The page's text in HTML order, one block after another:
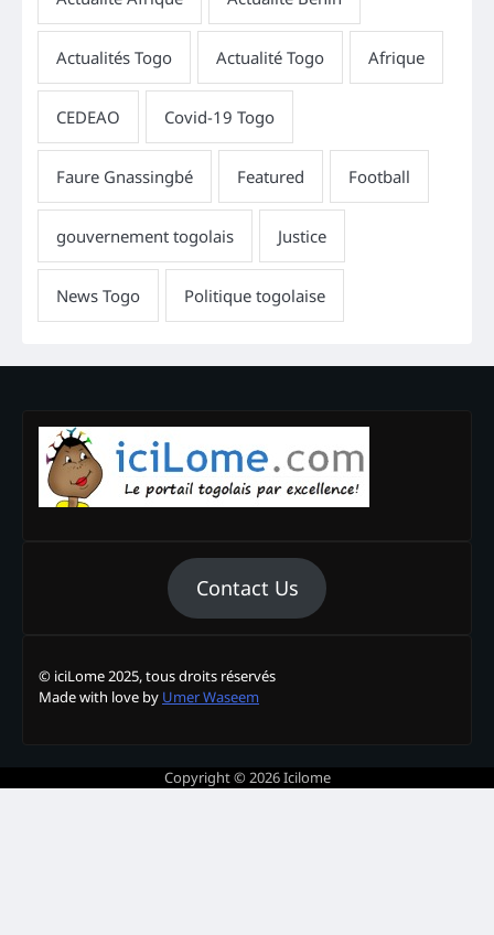
Contact Us
© iciLome 2025, tous droits réservés
Made with love by Umer Waseem
Copyright © 2026Icilome